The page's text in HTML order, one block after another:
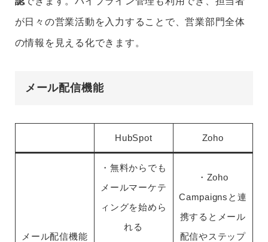
が日々の営業活動を入力することで、営業部門全体
の情報を見える化できます。
メール配信機能
HubSpot Zoho
メール配信機能
・無料からでも
メールマーケテ
ィングを始めら
れる
・Zoho
Campaignsと連
携するとメール
配信やステップ